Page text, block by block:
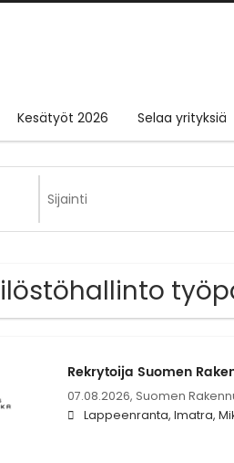
Kesätyöt 2026 Selaa yrityksiä
Rekrytoija Suomen
07.08.2026, Suomen
Lappeenranta, Imatra,